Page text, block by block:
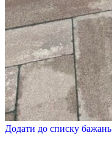
Додати до списку бажань